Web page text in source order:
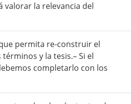
valorar la relevancia del
permita re-construir el
y la tesis.– Si el
completarlo con los